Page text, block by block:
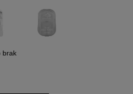
brak